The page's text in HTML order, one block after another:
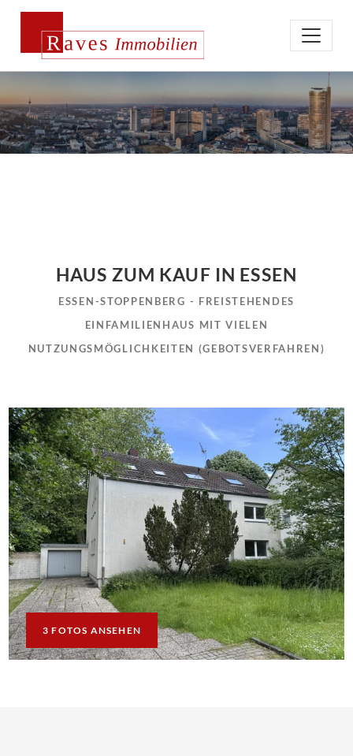
HAUS ZUM KAUF IN ESSEN
ESSEN-STOPPENBERG - FREISTEHENDES
EINFAMILIENHAUS MIT VIELEN
NUTZUNGSMÖGLICHKEITEN (GEBOTSVERFAHREN)
3 FOTOS ANSEHEN